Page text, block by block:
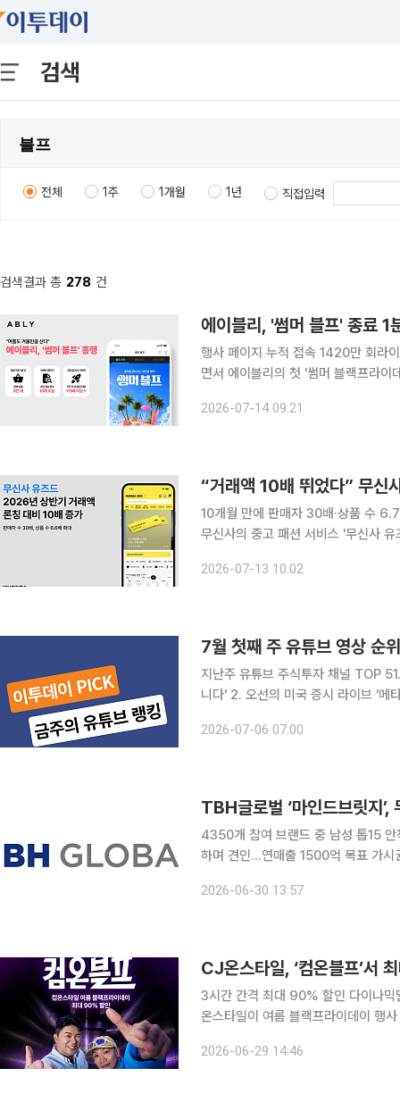
검색
전체 1주 1개월 1년 직접입력
검색결과 총 278 건
에이블리, '썸머 블프' 종
행사 페이지 누적 접속 1420만 회라이브커머스·도
면서 에이블리의 첫 '썸머 블랙프라
지난 6월 22일부터 7월 7일까지 진
2026-07-14 09:21
“거래액 10배 뛰었다” 무신
10개월 만에 판매자 30배·상품 수
무신사의 중고 패션 서비스 '무신사
고 있다는 평가다. 무신사
2026-07-13 10:02
7월 첫째 주 유튜브 영상 순
지난주 유튜브 주식투자 채널 TOP
니다' 2. 오선의 미국 증시 라이브 '메타 '클라우드 진출' 소식에 직격탄 맞은 반도체' 3. 달란트투자
마련부터건물주까지 '부동산 추가 규
2026-07-06 07:00
4350개 참여 브랜드 중 남성 톱15
하며 견인…연매출 1500억 목표 가시권 패션 전문기업 TBH글로벌의 대표 브랜드 ‘마인
축인 여성 라인의 약진과 사전 기획
2026-06-30 13:57
3시간 간격 최대 90% 할인 다이나믹
온스타일이 여름 블랙프라이데이 행사 컴온블프를 개최한
카테고리 상품 약 1000개를 최대
2026-06-29 14:46